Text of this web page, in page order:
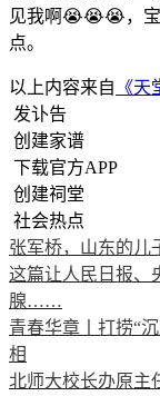
见我啊😭😭😭，
点。
以上内容来自 《天
发讣告
创建家谱
下载官方APP
创建祠堂
社会热点
张军桥，山东的儿
这篇让人民日报、
腺……
青春华章丨打捞“
相
北师大校长办原主